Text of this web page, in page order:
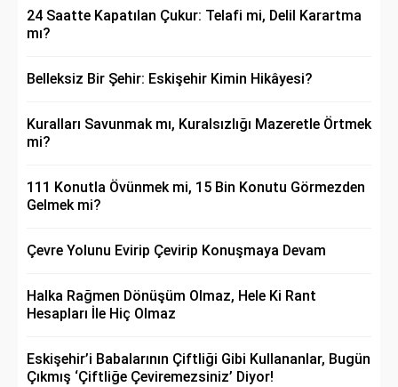
24 Saatte Kapatılan Çukur: Telafi mi, Delil Karartma
mı?
Belleksiz Bir Şehir: Eskişehir Kimin Hikâyesi?
Kuralları Savunmak mı, Kuralsızlığı Mazeretle Örtmek
mi?
111 Konutla Övünmek mi, 15 Bin Konutu Görmezden
Gelmek mi?
Çevre Yolunu Evirip Çevirip Konuşmaya Devam
Halka Rağmen Dönüşüm Olmaz, Hele Ki Rant
Hesapları İle Hiç Olmaz
Eskişehir’i Babalarının Çiftliği Gibi Kullananlar, Bugün
Çıkmış ‘Çiftliğe Çeviremezsiniz’ Diyor!